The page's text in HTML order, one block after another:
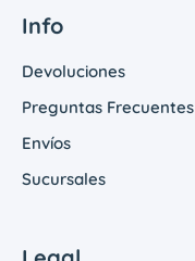
Info
Devoluciones
Preguntas Frecuentes
Envíos
Sucursales